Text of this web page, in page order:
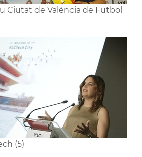
Ciutat de València de Futbol
(5)